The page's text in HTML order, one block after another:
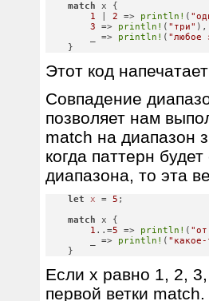
match x {
1
2 => println! (
3 => println! ( "три" ),
        _ =>
println! ( "любое
    }
Этот код
Совпадение
позволяет нам
match на диапазон
когда паттерн
диапазона, то эта
let x = 5 ;
match x {
1 ..=5 => println! (
        _ =>
println! ( "какое-
    }
Если x равно 1, 2,
первой ветки